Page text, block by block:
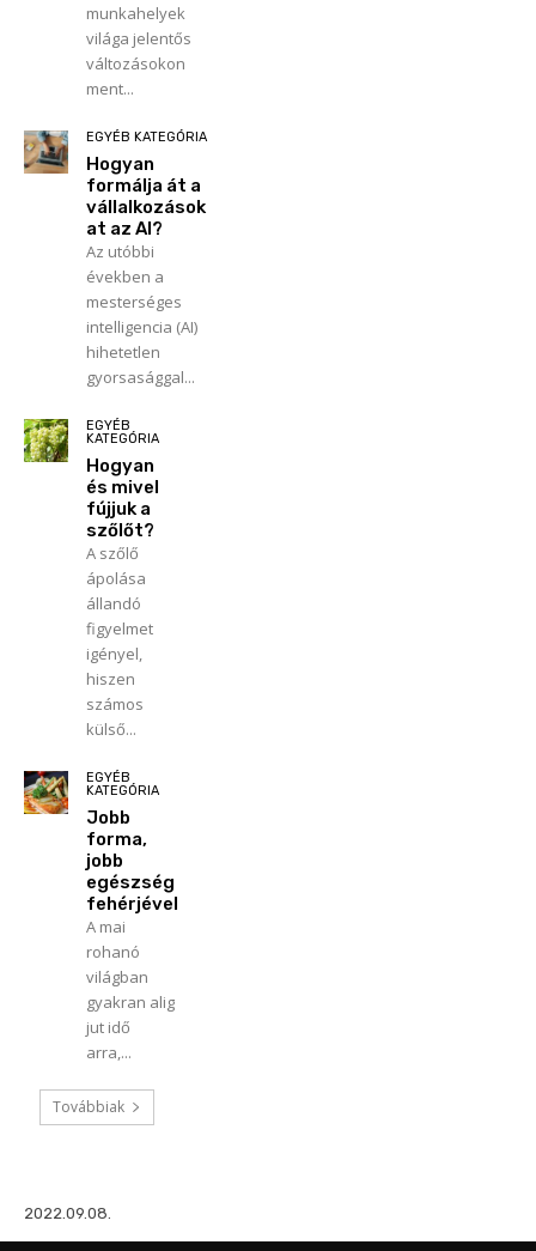
munkahelyek
világa jelentős
változásokon
ment...
EGYÉB KATEGÓRIA
Hogyan
formálja át a
vállalkozások
at az AI?
Az utóbbi
években a
mesterséges
intelligencia (AI)
hihetetlen
gyorsasággal...
EGYÉB
KATEGÓRIA
Hogyan
és mivel
fújjuk a
szőlőt?
A szőlő
ápolása
állandó
figyelmet
igényel,
hiszen
számos
külső...
EGYÉB
KATEGÓRIA
Jobb
forma,
jobb
egészség
fehérjével
A mai
rohanó
világban
gyakran alig
jut idő
arra,...
Továbbiak
2022.09.08.